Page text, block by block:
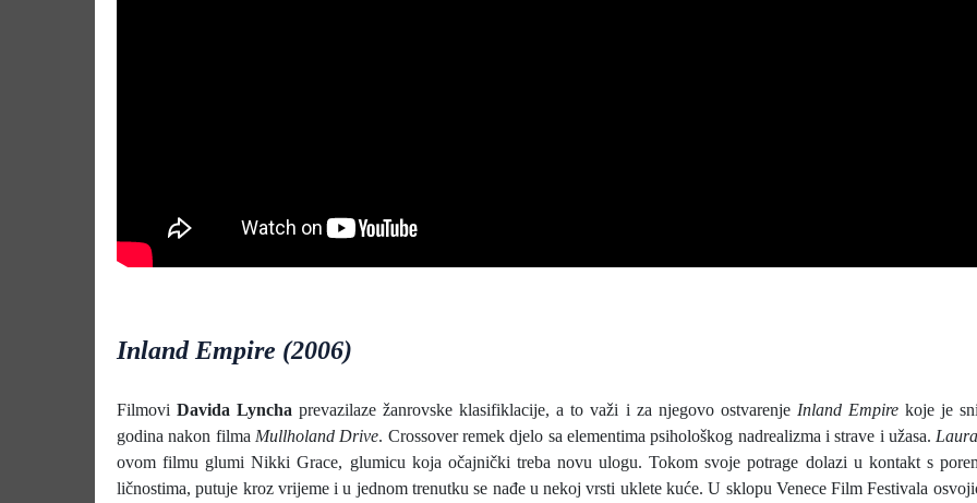
Inland Empire (2006)
FilmoviDavida Lyncha prevazilaze žanrovske klasifiklacije, a to važi i za njegovo ostvarenje Inland Empirekoje je
godina nakon filma Mullholand Drive. Crossover remek djelo sa elementima psihološkog nadrealizma i strave i užasa.
ovom filmu glumi Nikki Grace, glumicu koja očajnički treba novu ulogu. Tokom svoje potrage dolazi u kontakt s
ličnostima, putuje kroz vrijeme i u jednom trenutku se nađe u nekoj vrsti uklete kuće. U sklopu Venece Film Festivala